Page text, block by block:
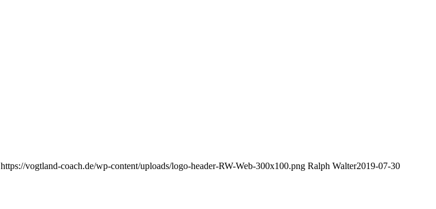
https://vogtland-coach.de/wp-content/uploads/logo-header-RW-Web-300x100.png Ralph Walter2019-07-30